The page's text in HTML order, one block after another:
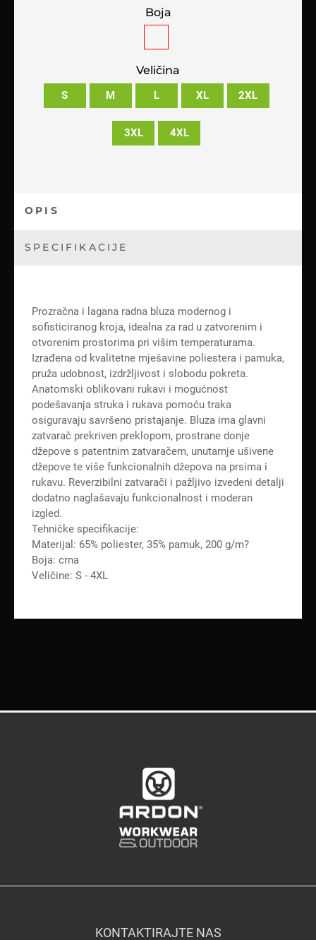
Boja
Veličina
S M L XL 2XL
3XL 4XL
OPIS
SPECIFIKACIJE
Prozračna i lagana radna bluza modernog i
sofisticiranog kroja, idealna za rad u zatvorenim i
otvorenim prostorima pri višim temperaturama.
Izrađena od kvalitetne mješavine poliestera i pamuka,
pruža udobnost, izdržljivost i slobodu pokreta.
Anatomski oblikovani rukavi i mogućnost
podešavanja struka i rukava pomoću traka
osiguravaju savršeno pristajanje. Bluza ima glavni
zatvarač prekriven preklopom, prostrane donje
džepove s patentnim zatvaračem, unutarnje ušivene
džepove te više funkcionalnih džepova na prsima i
rukavu. Reverzibilni zatvarači i pažljivo izvedeni detalji
dodatno naglašavaju funkcionalnost i moderan
izgled.
Tehničke specifikacije:
Materijal: 65% poliester, 35% pamuk, 200 g/m?
Boja: crna
Veličine: S - 4XL
KONTAKTIRAJTE NAS